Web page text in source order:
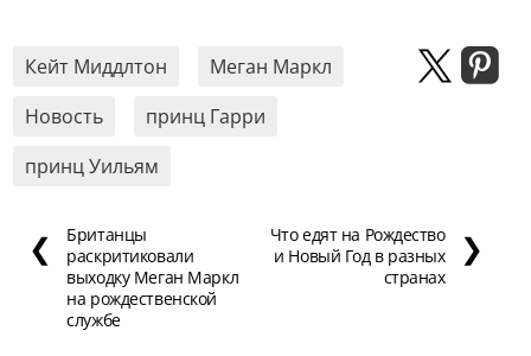
Кейт Миддлтон
Меган Маркл
Новость
принц Гарри
принц Уильям
❮
Британцы
раскритиковали
выходку Меган Маркл
на рождественской
службе
Что едят на Рождество
и Новый Год в разных
странах
❯